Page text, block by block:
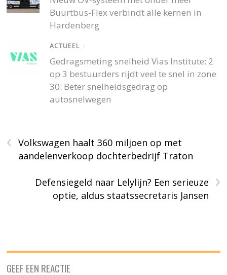
Buurtbus-Flex verbindt alle kernen in
Hardenberg
ACTUEEL /
Gedragsmeting snelheid Vias Institute: 2
op 3 bestuurders rijdt veel te snel in zone
30: Beter snelheidsgedrag op
autosnelwegen
‹
Volkswagen haalt 360 miljoen op met
aandelenverkoop dochterbedrijf Traton
›
Defensiegeld naar Lelylijn? Een serieuze
optie, aldus staatssecretaris Jansen
GEEF EEN REACTIE